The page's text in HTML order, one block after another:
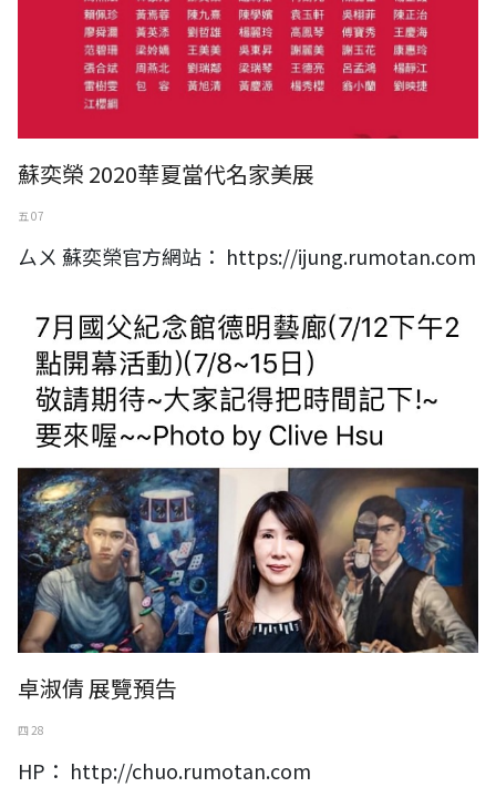
蘇奕榮 2020華夏當代名家美展
五 07
ㄙㄨ 蘇奕榮官方網站： https://ijung.rumotan.com
卓淑倩 展覽預告
四 28
HP： http://chuo.rumotan.com